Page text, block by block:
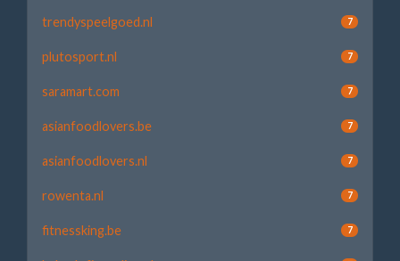
trendyspeelgoed.nl 7
plutosport.nl 7
saramart.com 7
asianfoodlovers.be 7
asianfoodlovers.nl 7
rowenta.nl 7
fitnessking.be 7